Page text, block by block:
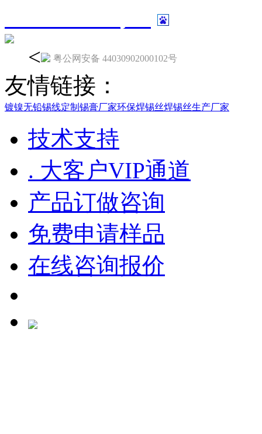
<
粤公网安备 44030902000102号
友情链接：
镀镍无铅锡线定制 锡膏厂家环保焊锡丝焊锡丝生产厂家
技术支持
. 大客户VIP通道
产品订做咨询
免费申请样品
在线咨询报价